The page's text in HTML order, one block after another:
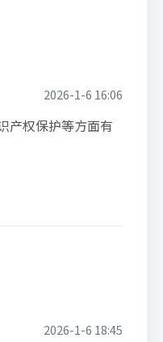
2026-1-6 16:06
产权保护等方面有
2026-1-6 18:45